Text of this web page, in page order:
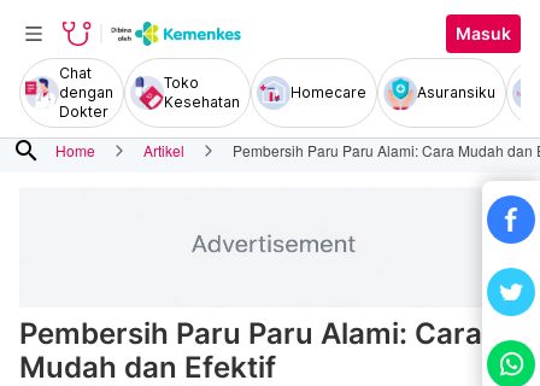
Masuk
Chat
dengan
Dokter
Toko
Kesehatan
Homecare Asuransiku
search Home Artikel Pembersih Paru Paru Alami: Cara Mudah dan
Pembersih Paru Paru Alami: Cara
Mudah dan Efektif